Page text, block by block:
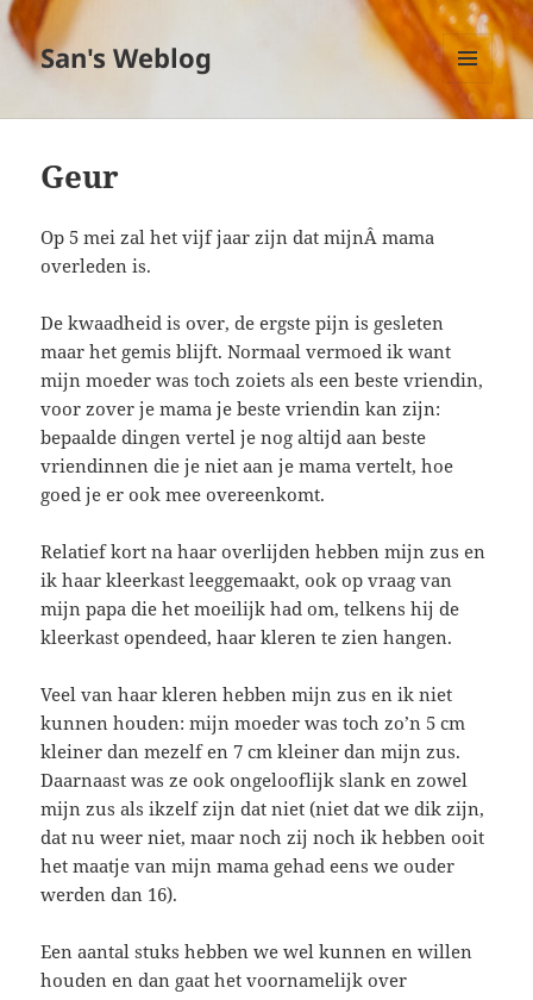
San's Weblog
MENU
EN
Geur
Op 5 mei zal het vijf jaar zijn dat mijnÂ mama
overleden is.
De kwaadheid is over, de ergste pijn is gesleten
maar het gemis blijft. Normaal vermoed ik want
mijn moeder was toch zoiets als een beste vriendin,
voor zover je mama je beste vriendin kan zijn:
bepaalde dingen vertel je nog altijd aan beste
vriendinnen die je niet aan je mama vertelt, hoe
goed je er ook mee overeenkomt.
Relatief kort na haar overlijden hebben mijn zus en
ik haar kleerkast leeggemaakt, ook op vraag van
mijn papa die het moeilijk had om, telkens hij de
kleerkast opendeed, haar kleren te zien hangen.
Veel van haar kleren hebben mijn zus en ik niet
kunnen houden: mijn moeder was toch zo’n 5 cm
kleiner dan mezelf en 7 cm kleiner dan mijn zus.
Daarnaast was ze ook ongelooflijk slank en zowel
mijn zus als ikzelf zijn dat niet (niet dat we dik zijn,
dat nu weer niet, maar noch zij noch ik hebben ooit
het maatje van mijn mama gehad eens we ouder
werden dan 16).
Een aantal stuks hebben we wel kunnen en willen
houden en dan gaat het voornamelijk over